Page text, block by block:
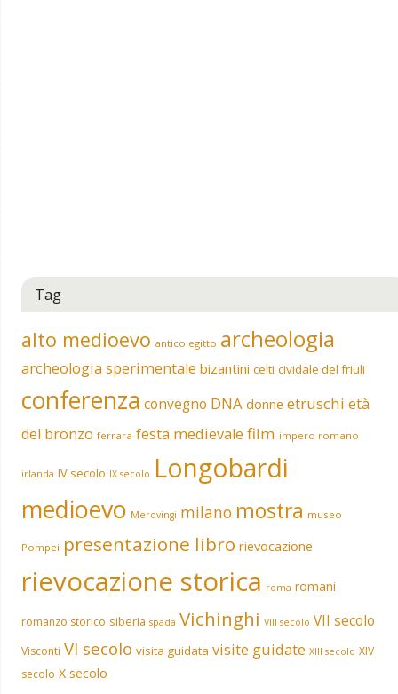
Tag
alto medioevo antico egitto archeologia
archeologia sperimentale bizantini celti cividale del friuli
conferenza convegno DNA donne etruschi età
del bronzo ferrara festa medievale film impero romano
irlanda IV secolo IX secolo Longobardi
medioevo Merovingi milano mostra museo
Pompei presentazione libro rievocazione
rievocazione storica roma romani
romanzo storico siberia spada Vichinghi VIII secolo VII secolo
Visconti VI secolo visita guidata visite guidate XIII secolo XIV
secolo X secolo